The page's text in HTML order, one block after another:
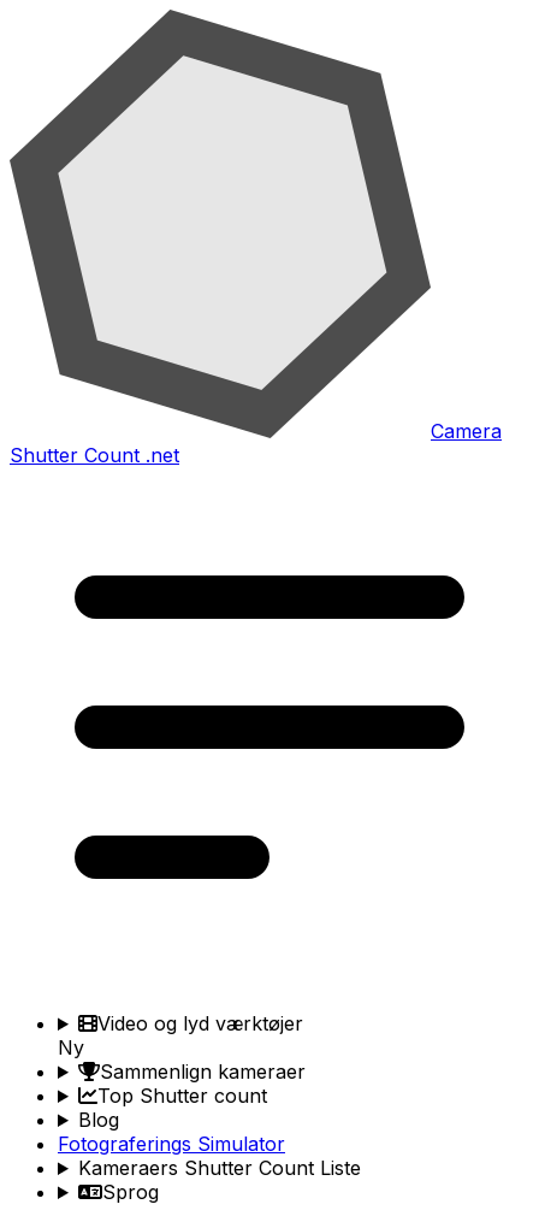
Camera
Shutter Count .net
Video og lyd værktøjer
Ny
Sammenlign kameraer
Top Shutter count
Blog
Fotograferings Simulator
Kameraers Shutter Count Liste
Sprog